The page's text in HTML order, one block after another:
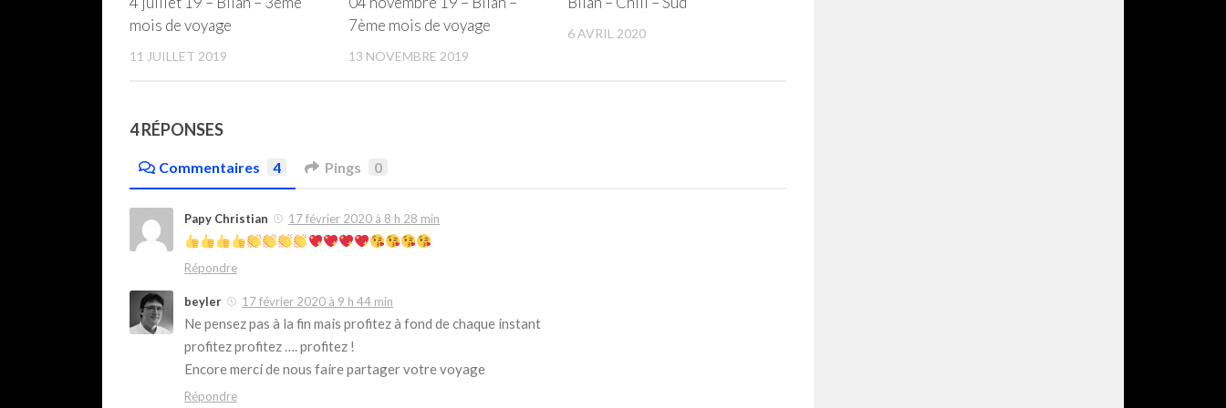
mois de voyage
11 JUILLET 2019
7ème mois de voyage
13 NOVEMBRE 2019
6 AVRIL 2020
4 RÉPONSES
Commentaires 4 Pings 0
Papy Christian 17 février 2020 à 8 h 28 min
Répondre
beyler 17 février 2020 à 9 h 44 min
Ne pensez pas à la fin mais profitez à fond de chaque instant
profitez profitez …. profitez !
Encore merci de nous faire partager votre voyage
Répondre